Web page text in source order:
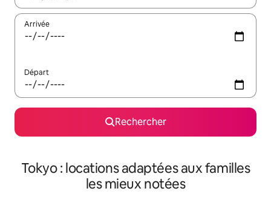
Arrivée
Départ
Rechercher
Tokyo : locations adaptées aux familles
les mieux notées